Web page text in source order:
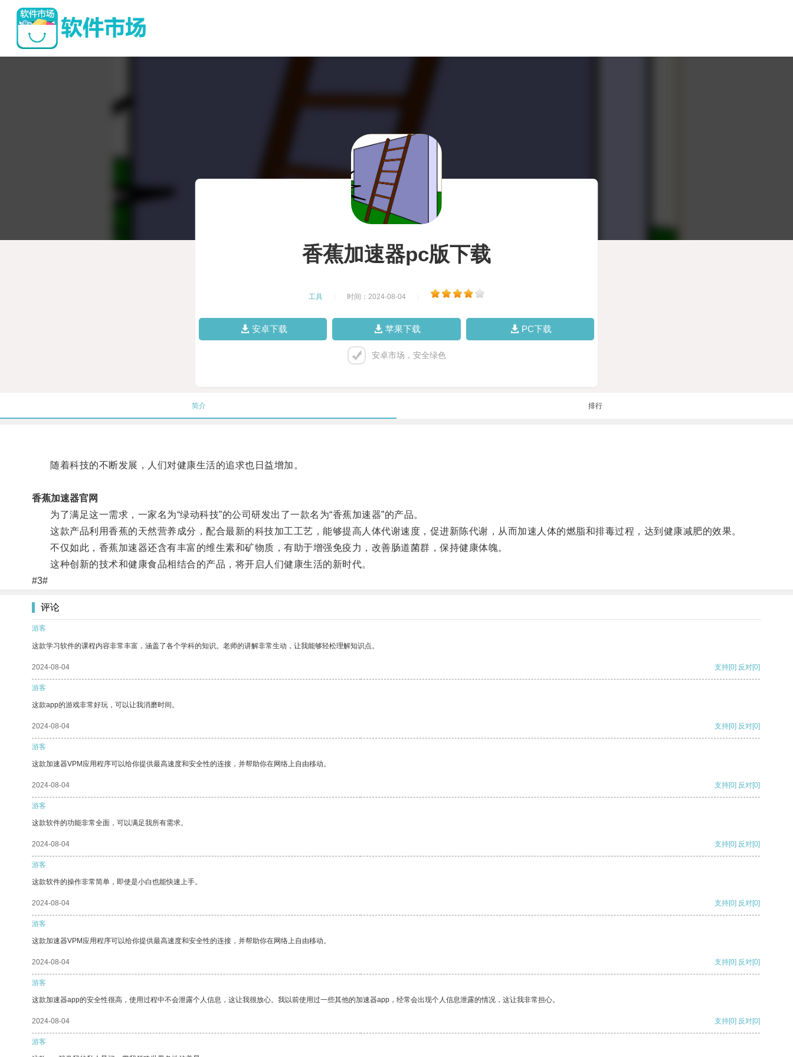
香蕉加速器pc版下载
工具 时间：2024-08-04
安卓下载 苹果下载 PC下载
安卓市场，安全绿色
简介 排行
随着科技的不断发展，人们对健康生活的追求也日益增加。
香蕉加速器官网
为了满足这一需求，一家名为“绿动科技”的公司研发出了一款名为“香蕉加速器”的产品。
这款产品利用香蕉的天然营养成分，配合最新的科技加工工艺，能够提高人体代谢速度，促进新陈代谢，从而加速人体的燃脂和排毒过程，达到健康减肥的效果。
不仅如此，香蕉加速器还含有丰富的维生素和矿物质，有助于增强免疫力，改善肠道菌群，保持健康体魄。
这种创新的技术和健康食品相结合的产品，将开启人们健康生活的新时代。
#3#
评论
游客
这款学习软件的课程内容非常丰富，涵盖了各个学科的知识。老师的讲解非常生动，让我能够轻松理解知识点。
2024-08-04 支持[0] 反对[0]
游客
这款app的游戏非常好玩，可以让我消磨时间。
2024-08-04 支持[0] 反对[0]
游客
这款加速器VPM应用程序可以给你提供最高速度和安全性的连接，并帮助你在网络上自由移动。
2024-08-04 支持[0] 反对[0]
游客
这款软件的功能非常全面，可以满足我所有需求。
2024-08-04 支持[0] 反对[0]
游客
这款软件的操作非常简单，即使是小白也能快速上手。
2024-08-04 支持[0] 反对[0]
游客
这款加速器VPM应用程序可以给你提供最高速度和安全性的连接，并帮助你在网络上自由移动。
2024-08-04 支持[0] 反对[0]
游客
这款加速器app的安全性很高，使用过程中不会泄露个人信息，这让我很放心。我以前使用过一些其他的加速器app，经常会出现个人信息泄露的情况，这让我非常担心。
2024-08-04 支持[0] 反对[0]
游客